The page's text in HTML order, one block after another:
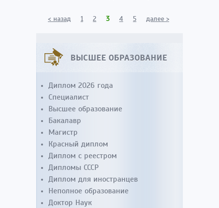
< назад 1 2 3 4 5 далее >
ВЫСШЕЕ ОБРАЗОВАНИЕ
Диплом 2026 года
Специалист
Высшее образование
Бакалавр
Магистр
Красный диплом
Диплом с реестром
Дипломы СССР
Диплом для иностранцев
Неполное образование
Доктор Наук